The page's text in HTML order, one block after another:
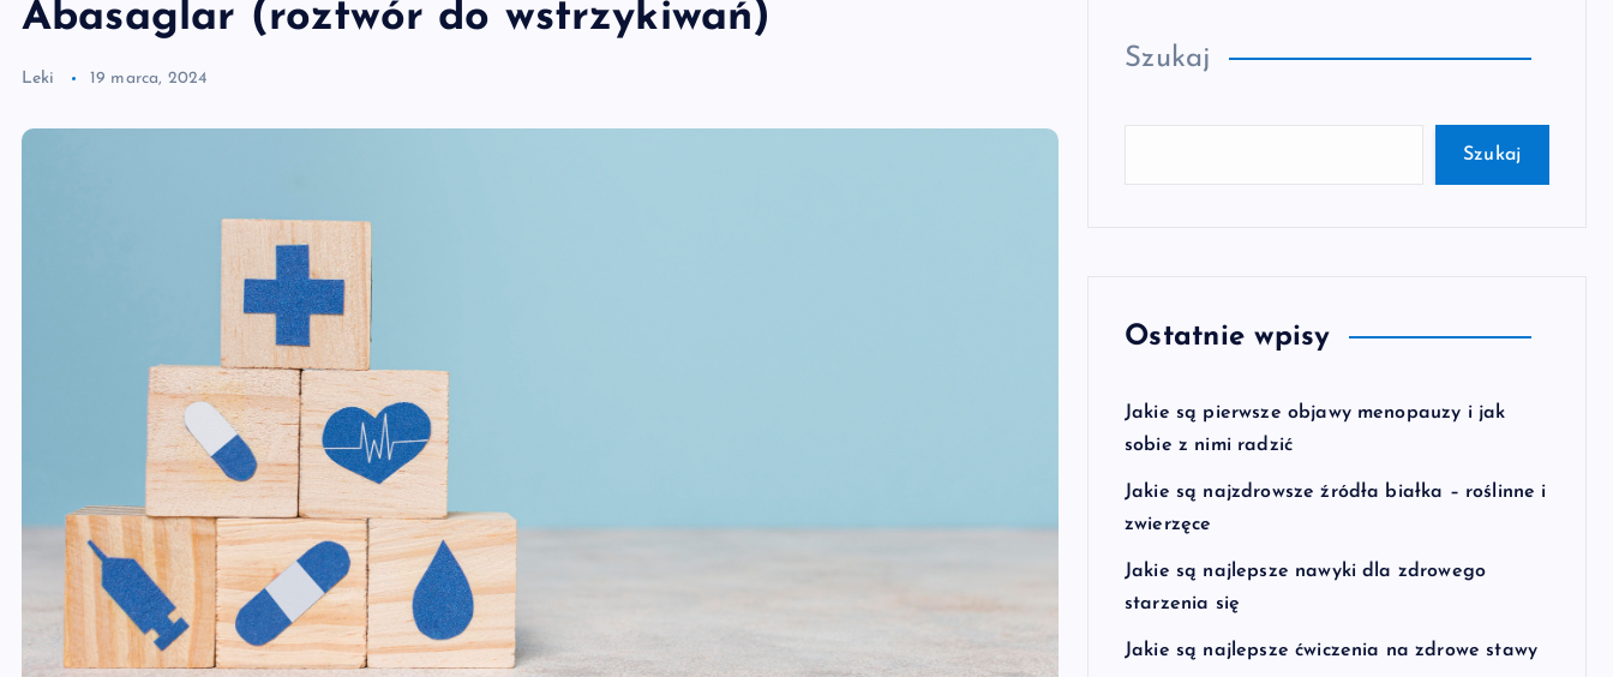
Abasaglar (roztwór do wstrzykiwań)
Leki 19 marca, 2024
Szukaj
Szukaj
Ostatnie wpisy
Jakie są pierwsze objawy menopauzy i jak
sobie z nimi radzić
Jakie są najzdrowsze źródła białka – roślinne i
zwierzęce
Jakie są najlepsze nawyki dla zdrowego
starzenia się
Jakie są najlepsze ćwiczenia na zdrowe stawy